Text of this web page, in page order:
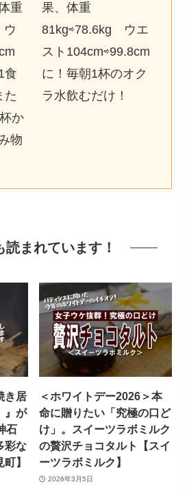
重
食
た
か
物
果、体重
81kg⇨78.6kg ウエ
スト104cm⇨99.8cm
に！毎朝1杯のオク
ラ水飲むだけ！
読まれています！
き居
』が
石
彩な
】
＜ホワイトデー2026＞本
命に贈りたい「究極の口ど
け」。スイーツラボミルク
の贅沢チョコタルト【スイ
ーツラボミルク】
2026年3月5日